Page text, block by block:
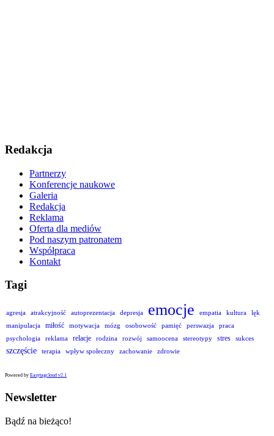
Redakcja
Partnerzy
Konferencje naukowe
Galeria
Redakcja
Reklama
Oferta dla mediów
Pod naszym patronatem
Współpraca
Kontakt
Tagi
agresja atrakcyjność autoprezentacja depresja emocje empatia kultura
lęk
manipulacja
miłość motywacja mózg osobowość pamięć perswazja
praca
psychologia
reklama relacje rodzina rozwój samoocena stereotypy stres sukces
szczęście terapia wpływ społeczny zachowanie zdrowie
Powered by Easytagcloud v2.1
Newsletter
Bądź na bieżąco!